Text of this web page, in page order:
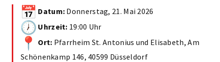
Datum: Donnerstag, 21. Mai 2026
Uhrzeit: 19:00 Uhr
Ort: Pfarrheim St. Antonius und Elisabeth, Am
Schönenkamp 146, 40599 Düsseldorf